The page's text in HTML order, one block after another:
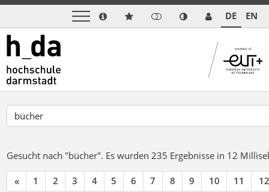
DE EN
Gesucht nach "bücher". Es wurden 235 Ergebnisse in 12
« 1 2 3 4 5 6 7 8 9 10 11 12